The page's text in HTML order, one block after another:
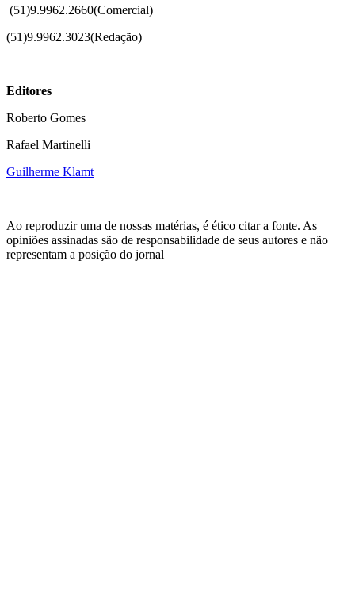
(51)9.9962.2660(Comercial)
(51)9.9962.3023(Redação)
Editores
Roberto Gomes
Rafael Martinelli
Guilherme Klamt
Ao reproduzir uma de nossas matérias, é ético citar a fonte. As
opiniões assinadas são de responsabilidade de seus autores e não
representam a posição do jornal